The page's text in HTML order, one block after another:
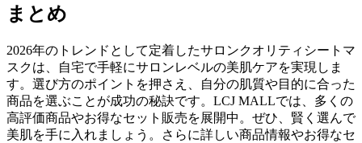
まとめ
2026年のトレンドとして定着したサロンクオリティシートマ
スクは、自宅で手軽にサロンレベルの美肌ケアを実現しま
す。選び方のポイントを押さえ、自分の肌質や目的に合った
商品を選ぶことが成功の秘訣です。LCJ MALLでは、多くの
高評価商品やお得なセット販売を展開中。ぜひ、賢く選んで
美肌を手に入れましょう。さらに詳しい商品情報やお得なセ